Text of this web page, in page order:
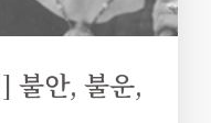
불안, 불운,